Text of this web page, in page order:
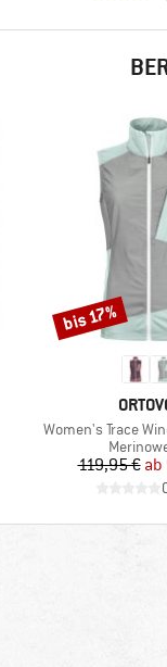
MARKE
Artikel
Women's Trace
119,95 € ab
Rabatt
bis 17%